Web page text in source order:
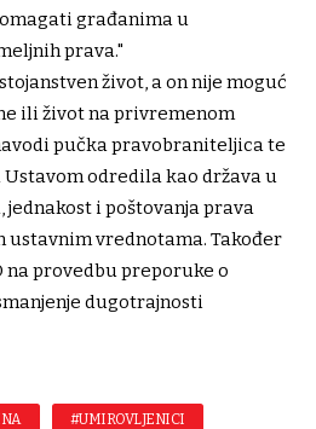
građanima u
prava."
život, a on nije moguć
ili život na privremenom
pučka pravobraniteljica te
Ustavom odredila kao država u
jednakost i poštovanja prava
ustavnim vrednotama. Također
na provedbu preporuke o
dugotrajnosti
#UMIROVLJENICI